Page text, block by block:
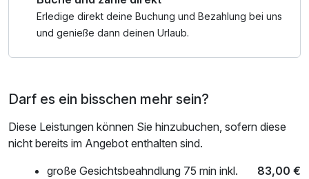
Erledige direkt deine Buchung und Bezahlung bei uns
und genieße dann deinen Urlaub.
Darf es ein bisschen mehr sein?
Diese Leistungen können Sie hinzubuchen, sofern diese
nicht bereits im Angebot enthalten sind.
große Gesichtsbeahndlung 75 min inkl.
83,00 €